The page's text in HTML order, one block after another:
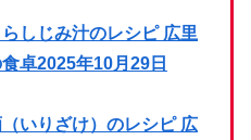
しじみ汁のレシピ 広里
卓2025年10月29日
いりざけ）のレシピ 広